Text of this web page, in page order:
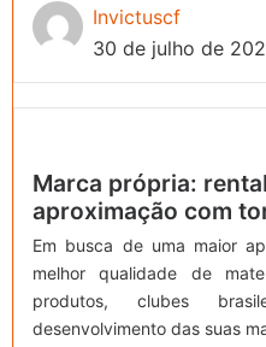
Invictuscf
30 de julho de
Marca própria:
aproximação com
Em busca de uma maior
melhor qualidade de
produtos, clubes
desenvolvimento das suas